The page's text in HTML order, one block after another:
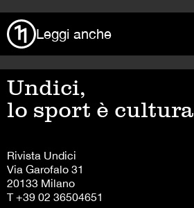
Leggi anche
Undici,
lo sport è cultura
Rivista Undici
Via Garofalo 31
20133 Milano
T +39 02 36504651